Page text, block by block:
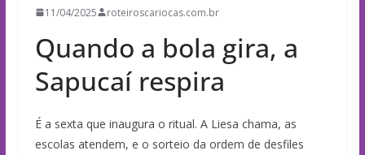
11/04/2025 roteiroscariocas.com.br
Quando a bola gira, a
Sapucaí respira
É a sexta que inaugura o ritual. A Liesa chama, as
escolas atendem, e o sorteio da ordem de desfiles